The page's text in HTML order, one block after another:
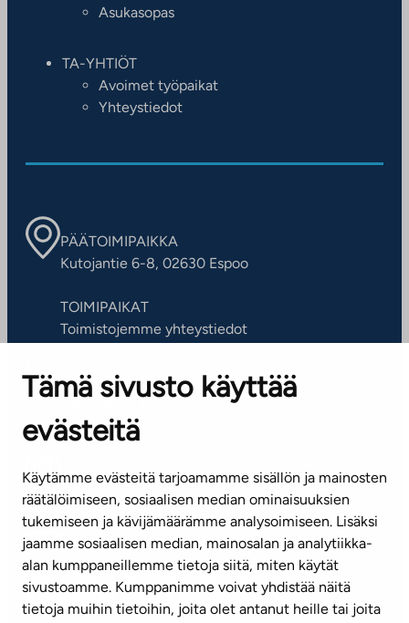
Tämä sivusto käyttää
evästeitä
Käytämme evästeitä tarjoamamme sisällön ja mainosten
räätälöimiseen, sosiaalisen median ominaisuuksien
tukemiseen ja kävijämäärämme analysoimiseen. Lisäksi
jaamme sosiaalisen median, mainosalan ja analytiikka-
alan kumppaneillemme tietoja siitä, miten käytät
sivustoamme. Kumppanimme voivat yhdistää näitä
tietoja muihin tietoihin, joita olet antanut heille tai joita
Asukasopas
TA-YHTIÖT
Avoimet työpaikat
Yhteystiedot
PÄÄTOIMIPAIKKA
Kutojantie 6-8, 02630 Espoo
TOIMIPAIKAT
Toimistojemme yhteystiedot
ASIAKASPALVELUKESKUS
Puh. 045 7734 3777
(arkisin klo 8-16)
info@ta.fi
Tilaa uutiskirje
Mediapankki